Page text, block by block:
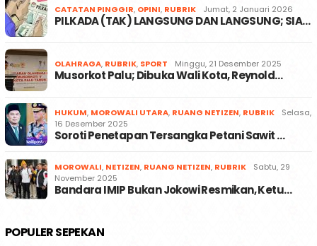
CATATAN PINGGIR, OPINI, RUBRIK Jumat, 2 Januari 2026
PILKADA (TAK) LANGSUNG DAN LANGSUNG; SIA…
OLAHRAGA, RUBRIK, SPORT Minggu, 21 Desember 2025
Musorkot Palu; Dibuka Wali Kota, Reynold…
HUKUM, MOROWALI UTARA, RUANG NETIZEN, RUBRIK
Selasa,
16 Desember 2025
Soroti Penetapan Tersangka Petani Sawit …
MOROWALI, NETIZEN, RUANG NETIZEN, RUBRIK
Sabtu, 29
November 2025
Bandara IMIP Bukan Jokowi Resmikan, Ketu…
POPULER SEPEKAN